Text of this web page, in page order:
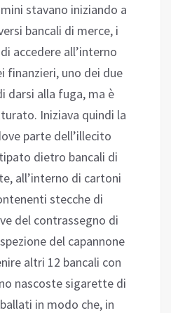
stavano iniziando a
bancali di merce, i
accedere all’interno
finanzieri, uno dei due
alla fuga, ma è
Iniziava quindi la
parte dell’illecito
dietro bancali di
all’interno di cartoni
stecche di
del contrassegno di
del capannone
altri 12 bancali con
nascoste sigarette di
in modo che, in